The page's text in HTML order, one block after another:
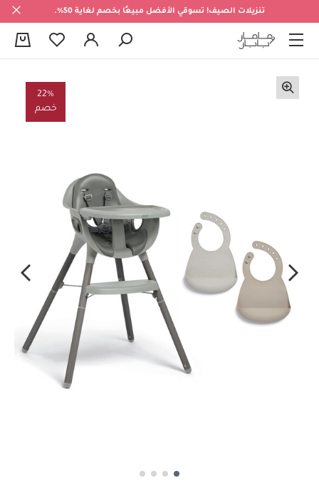
تنزيلات الصيف! تسوقي الأفضل مبيعًا بخصم لغاية 50%.
22%
خصم